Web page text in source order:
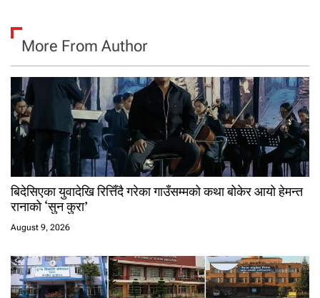
More From Author
बिदेसिएका युवादेखि रित्तिँदै गरेका गाउँसम्मको कथा बोकेर आयो हेमन्त
रानाको ‘सुन कुरा’
August 9, 2026